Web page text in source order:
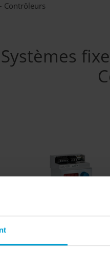
Contrôleurs
Systèmes
GMA012